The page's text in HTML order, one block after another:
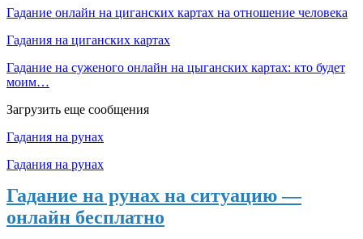
Гадание онлайн на циганских картах на отношение человека
Гадания на циганских картах
Гадание на суженого онлайн на цыганских картах: кто будет
моим…
Загрузить еще сообщения
Гадания на рунах
Гадания на рунах
Гадание на рунах на ситуацию —
онлайн бесплатно